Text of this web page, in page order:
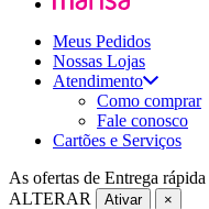
Meus Pedidos
Nossas Lojas
Atendimento
Como comprar
Fale conosco
Cartões e Serviços
As ofertas de Entrega rápida
ALTERAR
Ativar ×